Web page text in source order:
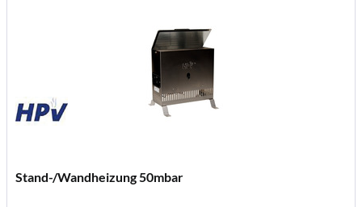
Stand-/Wandheizung 50mbar